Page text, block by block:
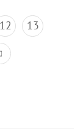
12
13